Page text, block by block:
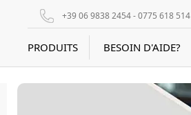
+39 06 9838 2454 - 0775 618 514
PRODUITS BESOIN D'AIDE?